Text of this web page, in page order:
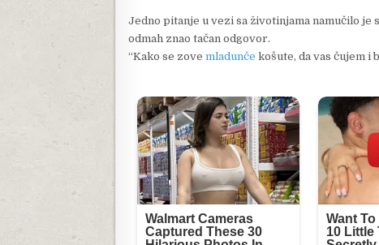
Jedno pitanje u vezi sa životinjama namučilo
odmah znao tačan odgovor.
“Kako se zove mladunče košute, da vas čujem i